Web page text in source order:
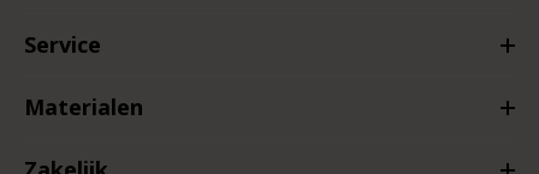
Service
Materialen